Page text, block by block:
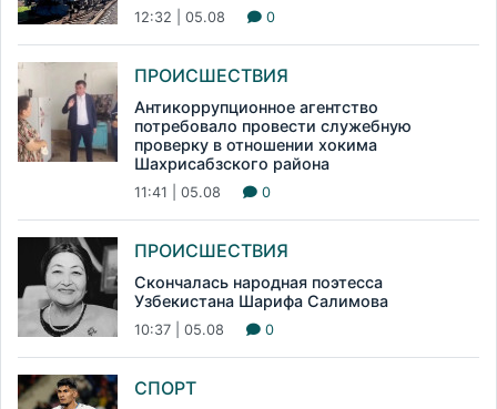
12:32 | 05.08 0
ПРОИСШЕСТВИЯ
Антикоррупционное агентство
потребовало провести служебную
проверку в отношении хокима
Шахрисабзского района
11:41 | 05.08 0
ПРОИСШЕСТВИЯ
Скончалась народная поэтесса
Узбекистана Шарифа Салимова
10:37 | 05.08 0
СПОРТ